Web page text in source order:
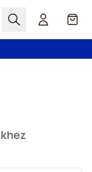
Search Cart
tól